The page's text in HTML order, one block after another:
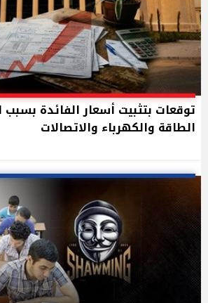
توقعات بتثبيت أسعار الفائدة بسبب
الطاقة والكهرباء والاتصالات